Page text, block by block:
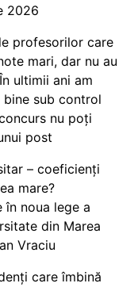
2026
profesorilor care
mari, dar nu au
ultimii ani am
sub control
nu poți
post
– coeficienți
mare?
în noua lege a
din Marea
Vraciu
care îmbină